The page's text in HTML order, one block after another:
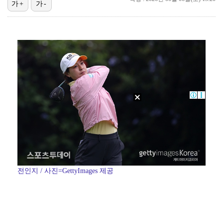
[ST포토] 텐, 한여름 청청패션
[ST포토] 볼빨간사춘기, 여행을 떠나요
[ST포토] 멋있는 타잔
[ST포토] 하츠투하츠 이안, 가요대전 공주
가+ 가-
전인지 / 사진=GettyImages 제공